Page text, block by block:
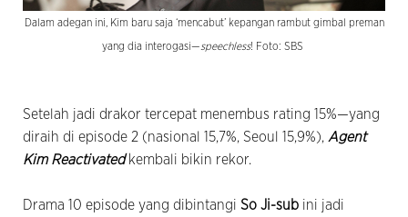
Dalam adegan ini, Kim baru saja ‘mencabut’ kepangan rambut gimbal preman
yang dia interogasi—speechless! Foto: SBS
Setelah jadi drakor tercepat menembus rating 15%—yang
diraih di episode 2 (nasional 15,7%, Seoul 15,9%), Agent
Kim Reactivatedkembali bikin rekor.
Drama 10 episode yang dibintangi So Ji-sub ini jadi